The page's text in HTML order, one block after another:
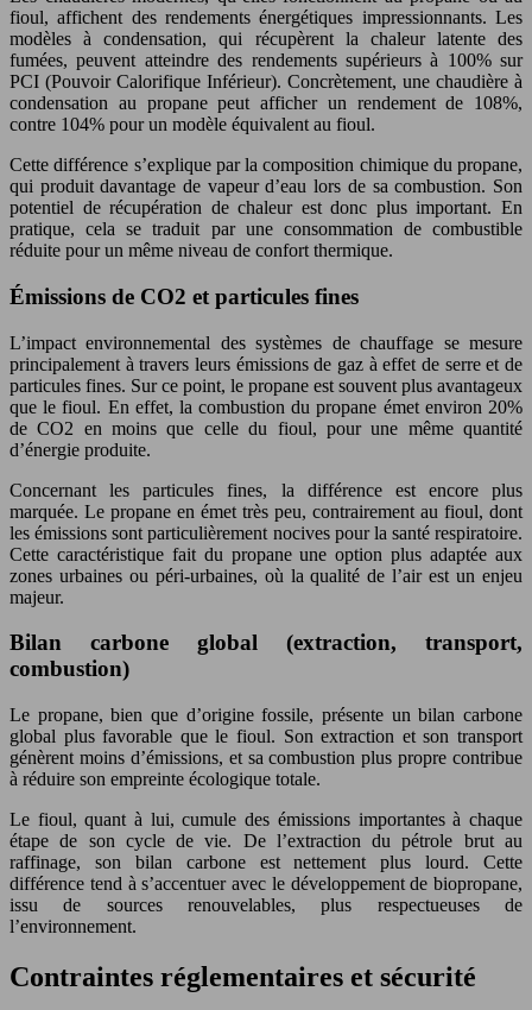
fioul, affichent des rendements énergétiques impressionnants. Les
modèles à condensation, qui récupèrent la chaleur latente des
fumées, peuvent atteindre des rendements supérieurs à 100% sur
PCI (Pouvoir Calorifique Inférieur). Concrètement, une chaudière à
condensation au propane peut afficher un rendement de 108%,
contre 104% pour un modèle équivalent au fioul.
Cette différence s’explique par la composition chimique du propane,
qui produit davantage de vapeur d’eau lors de sa combustion. Son
potentiel de récupération de chaleur est donc plus important. En
pratique, cela se traduit par une consommation de combustible
réduite pour un même niveau de confort thermique.
Émissions de CO2 et particules fines
L’impact environnemental des systèmes de chauffage se mesure
principalement à travers leurs émissions de gaz à effet de serre et de
particules fines. Sur ce point, le propane est souvent plus avantageux
que le fioul. En effet, la combustion du propane émet environ 20%
de CO2 en moins que celle du fioul, pour une même quantité
d’énergie produite.
Concernant les particules fines, la différence est encore plus
marquée. Le propane en émet très peu, contrairement au fioul, dont
les émissions sont particulièrement nocives pour la santé respiratoire.
Cette caractéristique fait du propane une option plus adaptée aux
zones urbaines ou péri-urbaines, où la qualité de l’air est un enjeu
majeur.
Bilan carbone global (extraction, transport,
combustion)
Le propane, bien que d’origine fossile, présente un bilan carbone
global plus favorable que le fioul. Son extraction et son transport
génèrent moins d’émissions, et sa combustion plus propre contribue
à réduire son empreinte écologique totale.
Le fioul, quant à lui, cumule des émissions importantes à chaque
étape de son cycle de vie. De l’extraction du pétrole brut au
raffinage, son bilan carbone est nettement plus lourd. Cette
différence tend à s’accentuer avec le développement de biopropane,
issu de sources renouvelables, plus respectueuses de
l’environnement.
Contraintes réglementaires et sécurité